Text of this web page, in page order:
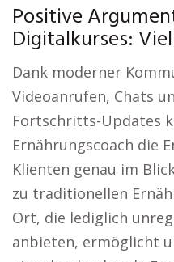
Positive
Digitalkurses:
Dank moderner
Videoanrufen, Chats
Fortschritts-Updates
Ernährungscoach die
Klienten genau im
zu traditionellen
Ort, die lediglich
anbieten, ermöglicht